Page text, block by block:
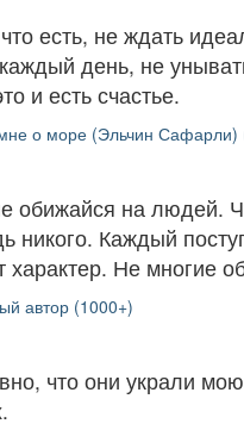
есть, не ждать
день, не
и есть счастье.
о море (Эльчин Сафарли)
обижайся на людей.
никого. Каждый
характер. Не многие
автор (1000+)
что они украли